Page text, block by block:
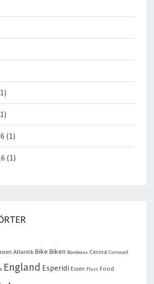
(1)
(1)
Atlantik Bike Biken Bordeaux Cecina Cornwall
England Esperidi Essen Fluss Food